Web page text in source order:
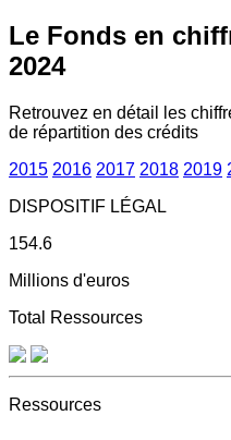
Le Fonds en
2024
Retrouvez en détail les
de répartition des crédits
2015 2016 2017 2018 2019
DISPOSITIF LÉGAL
154.6
Millions d'euros
Total Ressources
Ressources